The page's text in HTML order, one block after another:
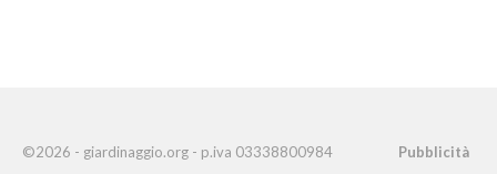
©2026 - giardinaggio.org - p.iva 03338800984 Pubblicità